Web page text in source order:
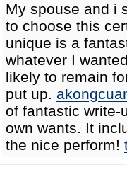
My spouse and i
to choose this
unique is a
whatever I
likely to remain
put up.
of fantastic write-
own wants. It
the nice perform!